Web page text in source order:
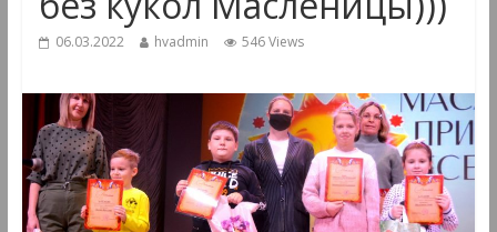
06.03.2022 hvadmin 546 Views